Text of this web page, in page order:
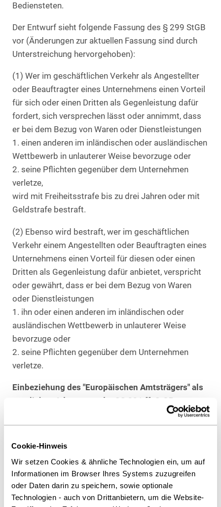
Cookie-Hinweis
Wir setzen Cookies & ähnliche Technologien ein, um auf
Informationen im Browser Ihres Systems zuzugreifen
oder Daten darin zu speichern, sowie optionale
Technologien - auch von Drittanbietern, um die Website-
Bediensteten.
Der Entwurf sieht folgende Fassung des § 299 StGB
vor (Änderungen zur aktuellen Fassung sind durch
Unterstreichung hervorgehoben):
(1) Wer im geschäftlichen Verkehr als Angestellter
oder Beauftragter eines Unternehmens einen Vorteil
für sich oder einen Dritten als Gegenleistung dafür
fordert, sich versprechen lässt oder annimmt, dass
er bei dem Bezug von Waren oder Dienstleistungen
1. einen anderen im inländischen oder ausländischen
Wettbewerb in unlauterer Weise bevorzuge oder
2. seine Pflichten gegenüber dem Unternehmen
verletze,
wird mit Freiheitsstrafe bis zu drei Jahren oder mit
Geldstrafe bestraft.
(2) Ebenso wird bestraft, wer im geschäftlichen
Verkehr einem Angestellten oder Beauftragten eines
Unternehmens einen Vorteil für diesen oder einen
Dritten als Gegenleistung dafür anbietet, verspricht
oder gewährt, dass er bei dem Bezug von Waren
oder Dienstleistungen
1. ihn oder einen anderen im inländischen oder
ausländischen Wettbewerb in unlauterer Weise
bevorzuge oder
2. seine Pflichten gegenüber dem Unternehmen
verletze.
Einbeziehung des "Europäischen Amtsträgers" als
tauglichen Adressaten der §§ 331 ff. StGB
Umfassend sind die Neuregelungen in §§ 331 ff.
der §§ 331-334 Strafgesetzbuch den „Europäischen
Amtsträger“ und in die Absätze 2 das „Mitglied eines
Gerichts der Europäischen Union“ ein. Damit stellt er
Bestechlichkeit und Bestechung sowie
Vorteilgewährung bzw. -annahme von Amtsträgern